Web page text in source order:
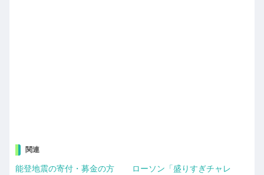
関連
能登地震の寄付・募金の方
ローソン「盛りすぎチャレ